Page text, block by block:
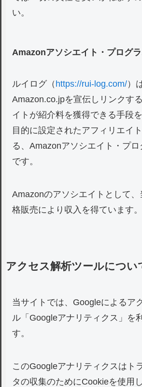
い。
Amazonアソシエイト・プログ
ルイログ（ https://rui-log.com/）
Amazon.co.jpを宣伝しリンクす
イトが紹介料を獲得できる手段
目的に設定されたアフィリエイ
る、Amazonアソシエイト・プ
です。
Amazonのアソシエイトとして、
格販売により収入を得ています。
アクセス解析ツールについ
当サイトでは、Googleによるア
ル「Googleアナリティクス」を
す。
このGoogleアナリティクスはト
タの収集のためにCookieを使用